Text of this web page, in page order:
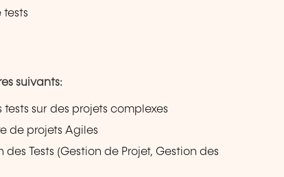
tests
suivants:
sur des projets complexes
de projets Agiles
Tests (Gestion de Projet, Gestion des